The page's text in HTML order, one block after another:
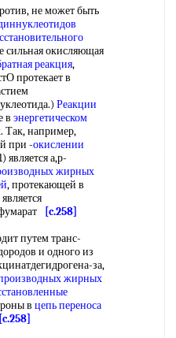
не может быть
сильная окисляющая
реакция,
протекает в
Реакции
в энергетическом
Так, например,
при -окислении
является а,р-
жирных
, протекающей в
является
[c.258]
путем транс-
и одного из
за,
жирных
в цепь переноса
[c.258]